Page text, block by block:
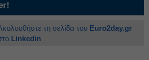
τη σελίδα του Euro2day.gr
Linkedin